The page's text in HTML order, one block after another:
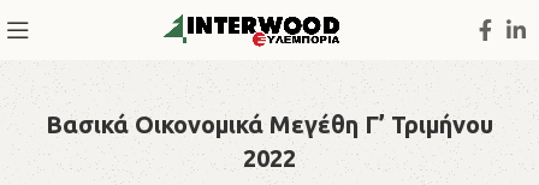
Βασικά Οικονομικά Μεγέθη Γ’ Τριμήνου
2022